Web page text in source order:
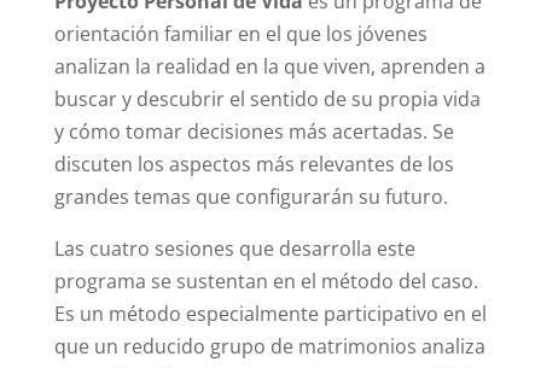
orientación familiar en el que los jóvenes
analizan la realidad en la que viven, aprenden a
buscar y descubrir el sentido de su propia vida
y cómo tomar decisiones más acertadas. Se
discuten los aspectos más relevantes de los
grandes temas que configurarán su futuro.
Las cuatro sesiones que desarrolla este
programa se sustentan en el método del caso.
Es un método especialmente participativo en el
que un reducido grupo de matrimonios analiza